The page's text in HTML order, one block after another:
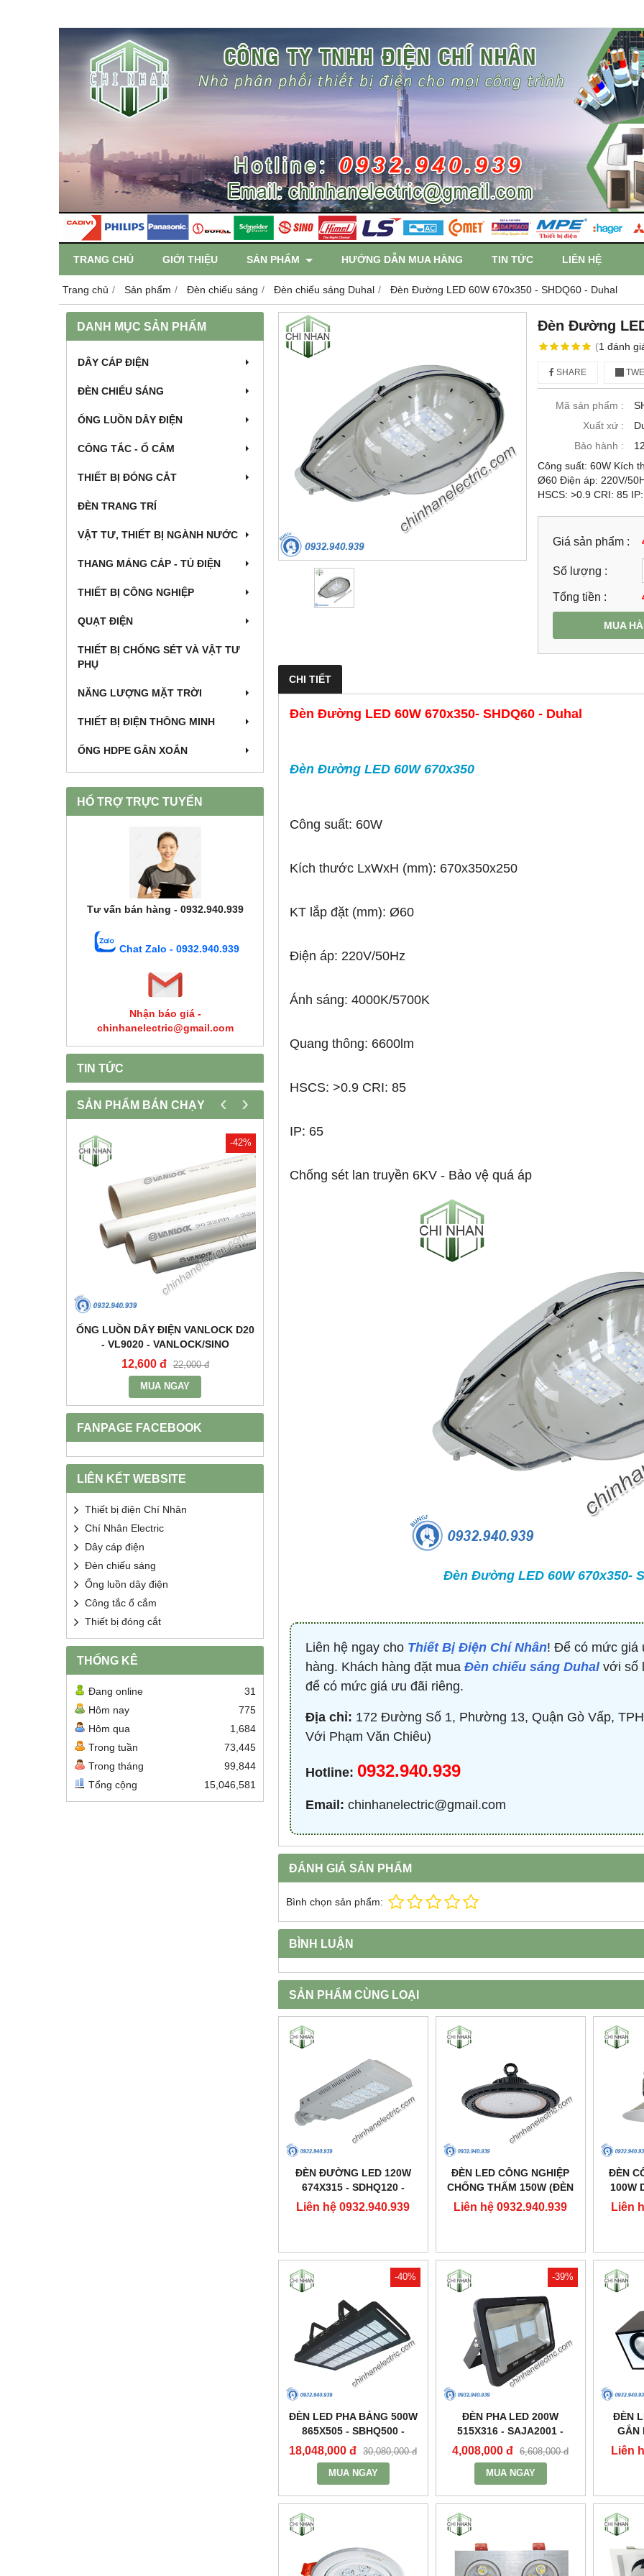
TRANG CHỦ GIỚI THIỆU SẢN PHẨM HƯỚNG DẪN MUA HÀNG TIN TỨC LIÊN HỆ
Trang chủ Sản phẩm Đèn chiếu sáng Đèn chiếu sáng Duhal Đèn Đường LED 60W 670x350 - SHDQ60 - Duhal
DANH MỤC SẢN PHẨM
DÂY CÁP ĐIỆN
ĐÈN CHIẾU SÁNG
ỐNG LUỒN DÂY ĐIỆN
CÔNG TẮC - Ổ CẮM
THIẾT BỊ ĐÓNG CẮT
ĐÈN TRANG TRÍ
VẬT TƯ, THIẾT BỊ NGÀNH NƯỚC
THANG MÁNG CÁP - TỦ ĐIỆN
THIẾT BỊ CÔNG NGHIỆP
QUẠT ĐIỆN
THIẾT BỊ CHỐNG SÉT VÀ VẬT TƯ
PHỤ
NĂNG LƯỢNG MẶT TRỜI
THIẾT BỊ ĐIỆN THÔNG MINH
ỐNG HDPE GÂN XOẮN
HỔ TRỢ TRỰC TUYẾN
Tư vấn bán hàng - 0932.940.939
Chat Zalo - 0932.940.939
Nhận báo giá -
chinhanelectric@gmail.com
TIN TỨC
SẢN PHẨM BÁN CHẠY
-42%
ỐNG LUỒN DÂY ĐIỆN VANLOCK D20
- VL9020 - VANLOCK/SINO
12,600 đ 22,000 đ
MUA NGAY
BỘ ĐIỀU KHIỂN TỤ BÙ 380V 4 CẤP -
HJKL5CQ4S - HIMEL
876,645 đ 1,759,000 đ
MUA NGAY
‹ ›
FANPAGE FACEBOOK
LIÊN KẾT WEBSITE
Thiết bị điện Chí Nhân
Chí Nhân Electric
Dây cáp điện
Đèn chiếu sáng
Ống luồn dây điện
Công tắc ổ cắm
Thiết bị đóng cắt
THỐNG KÊ
Đang online
31
Hôm nay
775
Hôm qua
1,684
Trong tuần
73,445
Trong tháng
99,844
Tổng cộng
15,046,581
Đèn Đường
(1 đánh
SHARE
Mã sản phẩm :
Xuất xứ :
Bảo hành :
Công suất: 60W Kích
Ø60 Điện áp: 220V/
HSCS: >0.9 CRI: 85
Giá sản phẩm :
Số lượng :
Tổng tiền :
MUA
CHI TIẾT
Đèn Đường LED 60W 670x350- SHDQ60 - Duhal
Đèn Đường LED 60W 670x350
Công suất: 60W
Kích thước LxWxH (mm): 670x350x250
KT lắp đặt (mm): Ø60
Điện áp: 220V/50Hz
Ánh sáng: 4000K/5700K
Quang thông: 6600lm
HSCS: >0.9 CRI: 85
IP: 65
Chống sét lan truyền 6KV - Bảo vệ quá áp
Đèn Đường LED 60W 670x350-
Liên hệ ngay cho Thiết Bị Điện Chí Nhân! Để có mức giá
hàng. Khách hàng đặt mua Đèn chiếu sáng Duhalvới số
để có mức giá ưu đãi riêng.
Địa chỉ: 172 Đường Số 1, Phường 13, Quận Gò Vấp,
Với Phạm Văn Chiêu)
Hotline: 0932.940.939
Email: chinhanelectric@gmail.com
ĐÁNH GIÁ SẢN PHẨM
Bình chọn sản phẩm:
BÌNH LUẬN
SẢN PHẨM CÙNG LOẠI
ĐÈN ĐƯỜNG LED 120W
674X315 - SDHQ120 -
DUHAL
Liên hệ 0932.940.939
ĐÈN LED CÔNG NGHIỆP
CHỐNG THẤM 150W (ĐÈN
HIGHBAY NHÀ XƯỞNG) -
DDB150 - DUHAL
Liên hệ 0932.940.939
ĐÈN
100W
Liên
-40%
ĐÈN LED PHA BẢNG 500W
865X505 - SBHQ500 -
DUHAL
18,048,000 đ 30,080,000 đ
MUA NGAY
-39%
ĐÈN PHA LED 200W
515X316 - SAJA2001 -
DUHAL
4,008,000 đ 6,608,000 đ
MUA NGAY
ĐÈN
GẮN
2X30W
Liên